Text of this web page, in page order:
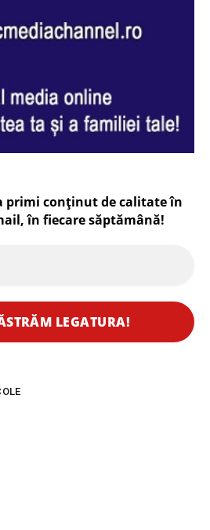
primi conținut de calitate în
în fiecaresăptămână!